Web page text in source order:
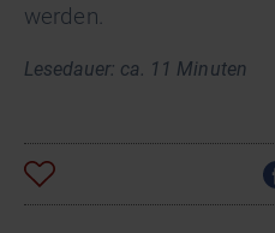
werden.
Lesedauer: ca. 11 Minuten